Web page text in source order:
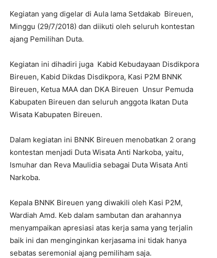
Kegiatan yang digelar di Aula lama Setdakab Bireuen,
Minggu (29/7/2018) dan diikuti oleh seluruh kontestan
ajang Pemilihan Duta.
Kegiatan ini dihadiri juga Kabid Kebudayaan Disdikpora
Bireuen, Kabid Dikdas Disdikpora, Kasi P2M BNNK
Bireuen, Ketua MAA dan DKA Bireuen Unsur Pemuda
Kabupaten Bireuen dan seluruh anggota Ikatan Duta
Wisata Kabupaten Bireuen.
Dalam kegiatan ini BNNK Bireuen menobatkan 2 orang
kontestan menjadi Duta Wisata Anti Narkoba, yaitu,
Ismuhar dan Reva Maulidia sebagai Duta Wisata Anti
Narkoba.
Kepala BNNK Bireuen yang diwakili oleh Kasi P2M,
Wardiah Amd. Keb dalam sambutan dan arahannya
menyampaikan apresiasi atas kerja sama yang terjalin
baik ini dan menginginkan kerjasama ini tidak hanya
sebatas seremonial ajang pemiliham saja.